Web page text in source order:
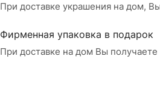
При доставке украшения на дом,
Фирменная упаковка в подарок
При доставке на дом Вы